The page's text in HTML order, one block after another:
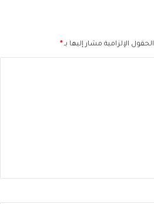
الحقول الإلزامية مشار إليها بـ *